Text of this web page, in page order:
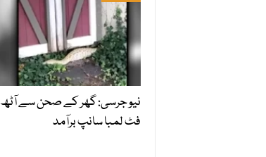
نیو جرسی: گھر کے صحن سے آٹھ
فٹ لمبا سانپ برآمد